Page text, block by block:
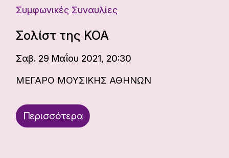
Συμφωνικές Συναυλίες
Σολίστ της ΚΟΑ
Σαβ. 29 Μαΐου 2021, 20:30
ΜΕΓΑΡΟ ΜΟΥΣΙΚΗΣ ΑΘΗΝΩΝ
Περισσότερα